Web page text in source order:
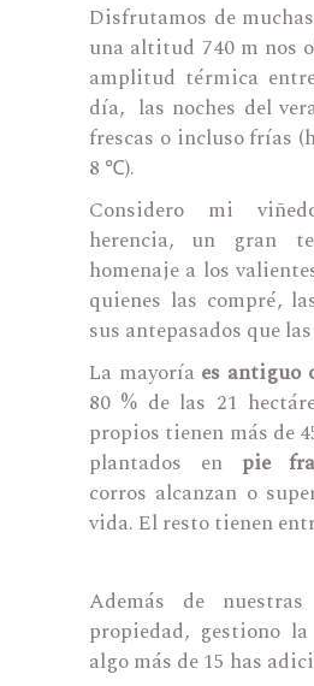
Disfrutamos de
una altitud 740 m nos
amplitud térmica
día, las noches del
frescas o incluso frías
8 ℃).
Considero mi
herencia, un gran
homenaje a los
quienes las compré,
sus antepasados que
La mayoría es antiguo
80 % de las 21
propios tienen más de
plantados en pie
corros alcanzan o
vida. El resto tienen
Además de
propiedad, gestiono
algo más de 15 has